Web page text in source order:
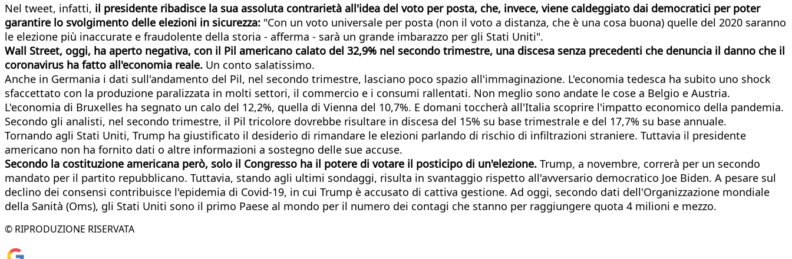
Nel tweet, infatti, il presidente ribadisce la sua assoluta contrarietà all'idea del voto per posta, che, invece, viene caldeggiato dai democratici per poter
garantire lo svolgimento delle elezioni in sicurezza: "Con un voto universale per posta (non il voto a distanza, che è una cosa buona) quelle del 2020 saranno
le elezione più inaccurate e fraudolente della storia - afferma - sarà un grande imbarazzo per gli Stati Uniti".
Wall Street, oggi, ha aperto negativa, con il Pil americano calato del 32,9% nel secondo trimestre, una discesa senza precedenti che denuncia il danno che il
coronavirus ha fatto all'economia reale. Un conto salatissimo.
Anche in Germania i dati sull'andamento del Pil, nel secondo trimestre, lasciano poco spazio all'immaginazione. L'economia tedesca ha subito uno shock
sfaccettato con la produzione paralizzata in molti settori, il commercio e i consumi rallentati. Non meglio sono andate le cose a Belgio e Austria.
L'economia di Bruxelles ha segnato un calo del 12,2%, quella di Vienna del 10,7%. E domani toccherà all'Italia scoprire l'impatto economico della pandemia.
Secondo gli analisti, nel secondo trimestre, il Pil tricolore dovrebbe risultare in discesa del 15% su base trimestrale e del 17,7% su base annuale.
Tornando agli Stati Uniti, Trump ha giustificato il desiderio di rimandare le elezioni parlando di rischio di infiltrazioni straniere. Tuttavia il presidente
americano non ha fornito dati o altre informazioni a sostegno delle sue accuse.
Secondo la costituzione americana però, solo il Congresso ha il potere di votare il posticipo di un'elezione. Trump, a novembre, correrà per un secondo
mandato per il partito repubblicano. Tuttavia, stando agli ultimi sondaggi, risulta in svantaggio rispetto all'avversario democratico Joe Biden. A pesare sul
declino dei consensi contribuisce l'epidemia di Covid-19, in cui Trump è accusato di cattiva gestione. Ad oggi, secondo dati dell'Organizzazione mondiale
della Sanità (Oms), gli Stati Uniti sono il primo Paese al mondo per il numero dei contagi che stanno per raggiungere quota 4 milioni e mezzo.
© RIPRODUZIONE RISERVATA